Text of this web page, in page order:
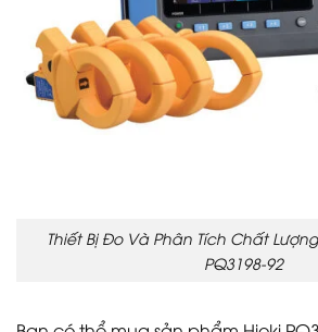
Thiết Bị Đo Và Phân Tích Chất
PQ3198-92